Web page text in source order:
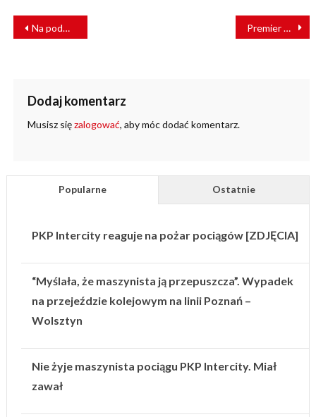
NAWIGACJA
WPISU
Na podmiejskiej linii średnicowej w Warszawie pociągi pojadą częściej Premier Tusk za budową CPK. Wiceminister Malepszak potwierdził realizację inwestycji
Dodaj komentarz
Musisz sięzalogować, aby móc dodać komentarz.
Popularne Ostatnie
PKP Intercity reaguje na pożar pociągów [ZDJĘCIA]
“Myślała, że maszynista ją przepuszcza”. Wypadek
na przejeździe kolejowym na linii Poznań –
Wolsztyn
Nie żyje maszynista pociągu PKP Intercity. Miał
zawał